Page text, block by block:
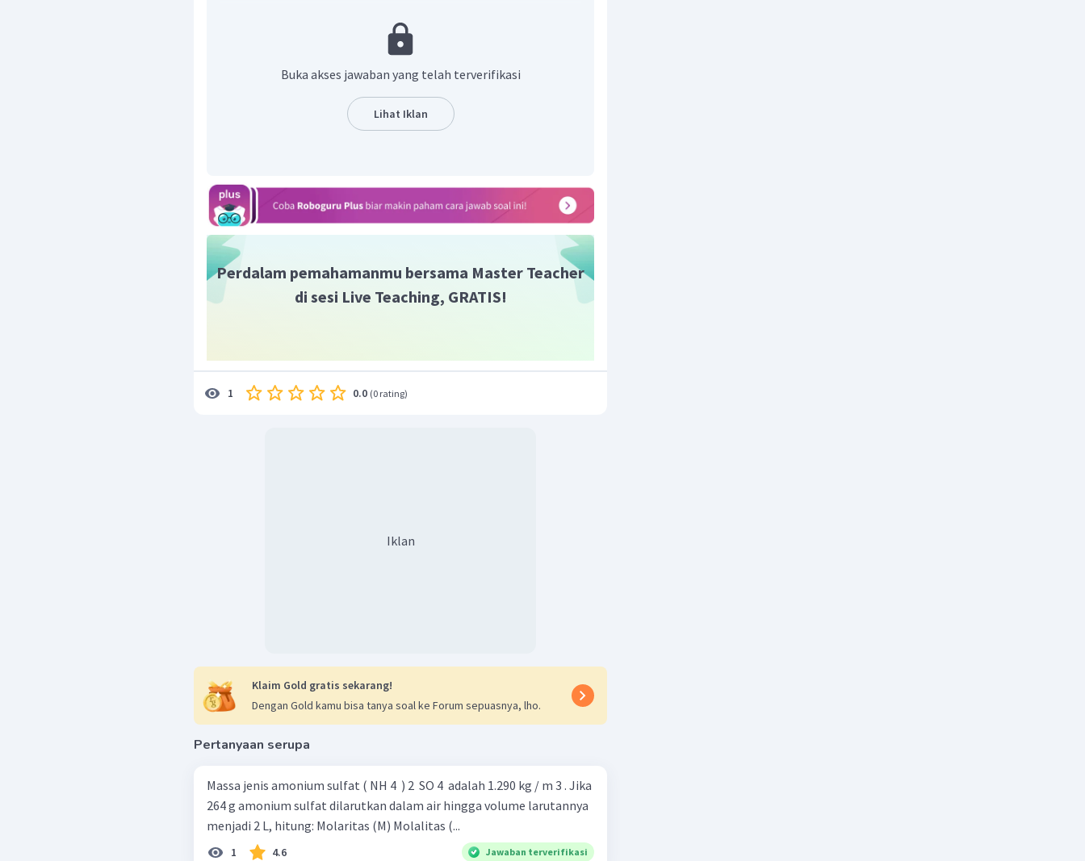
Jadi, volume cuka murni yang ditambahkan adalah 360 mL.
Buka akses jawaban yang telah terverifikasi
Lihat Iklan
Perdalam pemahamanmu bersama Master Teacher
di sesi Live Teaching, GRATIS!
1 0.0 (0 rating)
Iklan
Klaim Gold gratis sekarang!
Dengan Gold kamu bisa tanya soal ke Forum sepuasnya, lho.
Pertanyaan serupa
Massa jenis amonium sulfat ( NH 4 ​ ) 2 ​ SO 4 ​ adalah 1.290 kg / m 3 . Jika
264 g amonium sulfat dilarutkan dalam air hingga volume larutannya
menjadi 2 L, hitung: Molaritas (M) Molalitas (...
1 4.6 Jawaban terverifikasi